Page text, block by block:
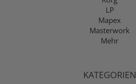
LP
Mapex
Masterwork
Mehr
KATEGORIEN